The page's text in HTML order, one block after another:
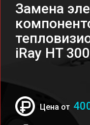
Замена
iRay HT
Цена от